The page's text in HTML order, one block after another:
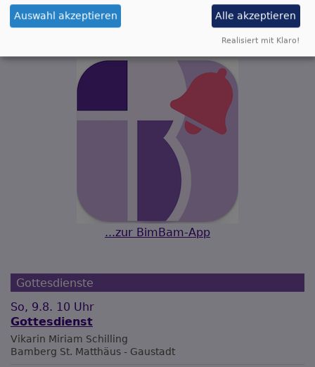
...zur BimBam-App
Gottesdienste
So, 9.8. 10 Uhr
Gottesdienst
Vikarin Miriam Schilling
Bamberg St. Matthäus - Gaustadt
Auswahl akzeptieren Alle akzeptieren
Realisiert mit Klaro!